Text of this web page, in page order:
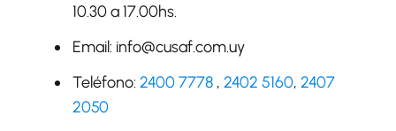
10.30 a 17.00hs.
Email: info@cusaf.com.uy
Teléfono: 2400 7778 , 2402 5160, 2407
2050